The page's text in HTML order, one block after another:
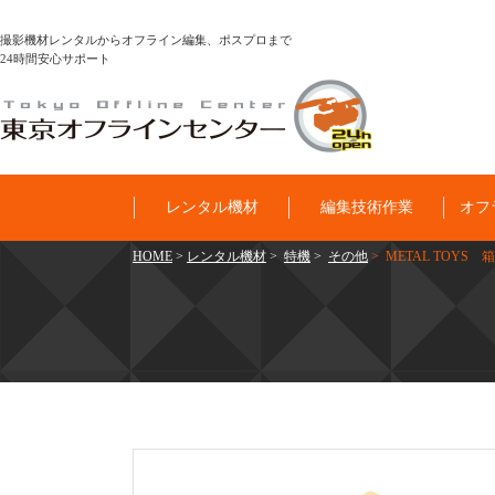
撮影機材レンタルからオフライン編集、ポスプロまで
24時間安心サポート
レンタル機材 編集技術作業 オフ
HOME > レンタル機材 > 特機 > その他 > METAL TOYS 箱